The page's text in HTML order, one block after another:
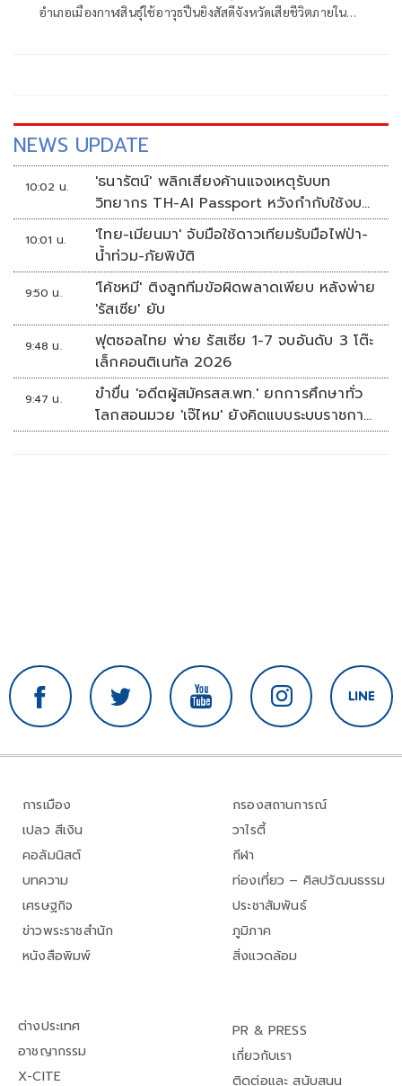
อำเภอเมืองกาฬสินธุ์ใช้อาวุธปืนยิงสัสดีจังหวัดเสียชีวิตภายใน
NEWS UPDATE
10:02 น.
'ธนารัตน์' พลิกเสียงค้านแจงเหตุรับบท
วิทยากร TH-AI Passport หวังกำกับใช้งบ
เหมาะสม ชูจุดเด่นคนไทยได้ใช้ AI ระดับโปร
ลดเหลื่อมล้ำทางเทคโนโลยี เซฟงบไป
กว่า900ล้าน เชื่อหากใช้เต็มที่เอกชนขาดทุน
ย่อยยับ
10:01 น.
'ไทย-เมียนมา' จับมือใช้ดาวเทียมรับมือไฟป่า-
น้ำท่วม-ภัยพิบัติ
9:50 น.
'โค้ชหมี' ติงลูกทีมข้อผิดพลาดเพียบ หลังพ่าย
'รัสเซีย' ยับ
9:48 น.
ฟุตซอลไทย พ่าย รัสเซีย 1-7 จบอันดับ 3 โต๊ะ
เล็กคอนติเนทัล 2026
9:47 น.
ขำขื่น 'อดีตผู้สมัครสส.พท.' ยกการศึกษาทั่ว
โลกสอนมวย 'เจ๊ไหม' ยังคิดแบบระบบราชการ
เดิม
การเมือง
เปลว สีเงิน
คอลัมนิสต์
บทความ
เศรษฐกิจ
ข่าวพระราชสำนัก
หนังสือพิมพ์
กรองสถานการณ์
วาไรตี้
กีฬา
ท่องเที่ยว – ศิลปวัฒนธรรม
ประชาสัมพันธ์
ภูมิภาค
สิ่งแวดล้อม
ต่างประเทศ
อาชญากรรม
X-CITE
PR & PRESS
เกี่ยวกับเรา
ติดต่อและ สนับสนุน